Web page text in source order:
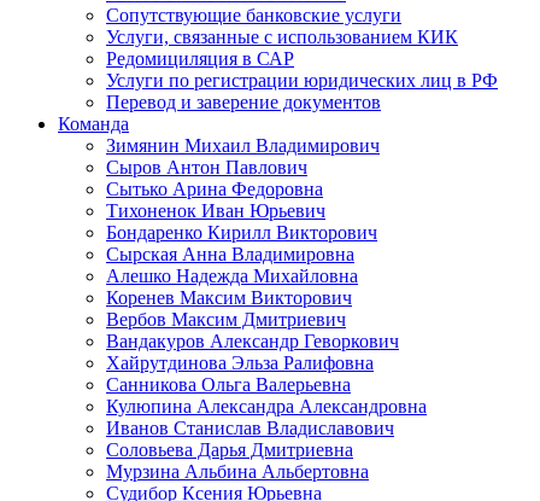
Сопутствующие банковские услуги
Услуги, связанные с использованием КИК
Редомициляция в САР
Услуги по регистрации юридических лиц в РФ
Перевод и заверение документов
Команда
Зимянин Михаил Владимирович
Сыров Антон Павлович
Сытько Арина Федоровна
Тихоненок Иван Юрьевич
Бондаренко Кирилл Викторович
Сырская Анна Владимировна
Алешко Надежда Михайловна
Коренев Максим Викторович
Вербов Максим Дмитриевич
Вандакуров Александр Геворкович
Хайрутдинова Эльза Ралифовна
Санникова Ольга Валерьевна
Кулюпина Александра Александровна
Иванов Станислав Владиславович
Соловьева Дарья Дмитриевна
Мурзина Альбина Альбертовна
Судибор Ксения Юрьевна